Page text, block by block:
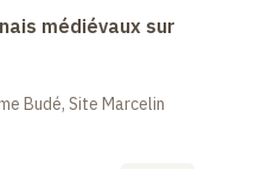
médiévaux sur
Budé, Site Marcelin